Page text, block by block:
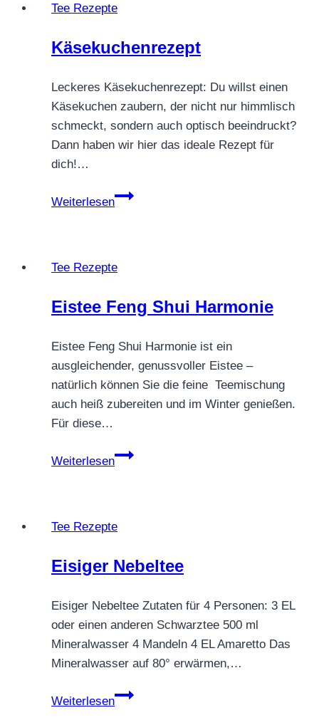
Tee Rezepte
Käsekuchenrezept
Leckeres Käsekuchenrezept: Du willst einen
Käsekuchen zaubern, der nicht nur himmlisch
schmeckt, sondern auch optisch beeindruckt?
Dann haben wir hier das ideale Rezept für
dich!…
Weiterlesen
Käsekuchenrezept
Tee Rezepte
Eistee Feng Shui Harmonie
Eistee Feng Shui Harmonie ist ein
ausgleichender, genussvoller Eistee –
natürlich können Sie die feine Teemischung
auch heiß zubereiten und im Winter genießen.
Für diese…
Weiterlesen
Eistee
Tee Rezepte
Eisiger Nebeltee
Eisiger Nebeltee Zutaten für 4 Personen: 3 EL
oder einen anderen Schwarztee 500 ml
Mineralwasser 4 Mandeln 4 EL Amaretto Das
Mineralwasser auf 80° erwärmen,…
Weiterlesen
Eisiger